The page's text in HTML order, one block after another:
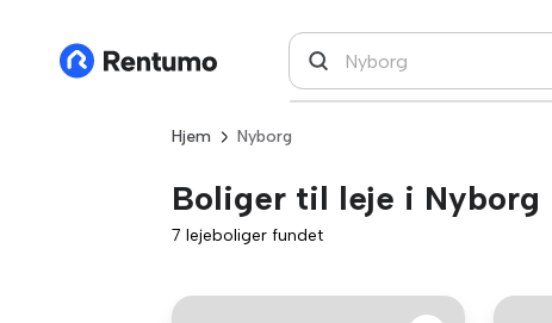
Hjem Nyborg
Boliger til leje i Nyborg
7 lejeboliger fundet